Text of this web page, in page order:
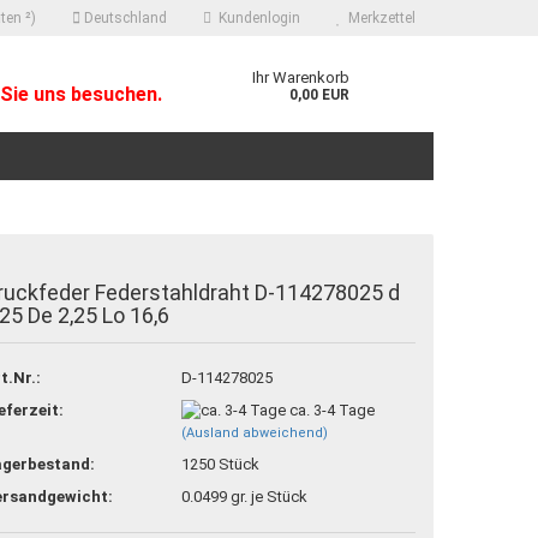
²) Deutschland Kundenlogin
erstellen
vergessen?
Merkzettel
uns besuchen.
Ihr Warenkorb
0,00 EUR
Federstahldraht D-114278025 d
De 2,25 Lo 16,6
D-114278025
ca. 3-4 Tage
(Ausland abweichend)
1250 Stück
0.0499 gr. je Stück